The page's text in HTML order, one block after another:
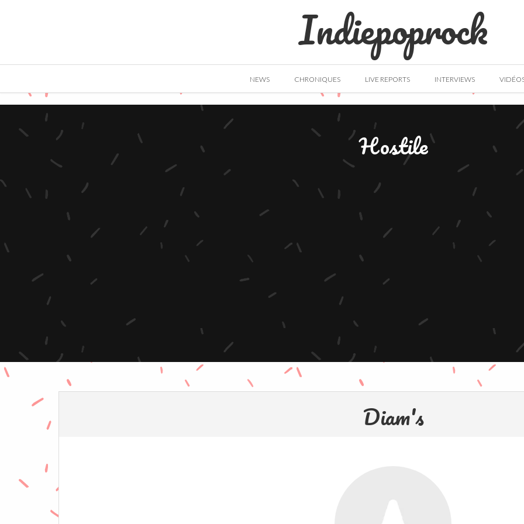
Indiepoprock
NEWS CHRONIQUES LIVE REPORTS INTERVIEWS
Hostile
Diam's